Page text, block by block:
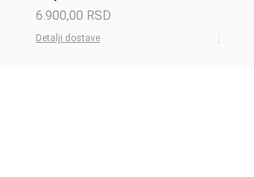
Price
6.900,00 RSD
Detalji dostave
Price